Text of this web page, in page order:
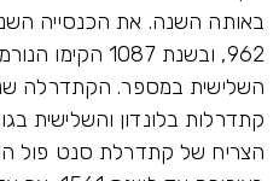
באותה השנה. את הכנסייה
962, ובשנת 1087
השלישית במספר. הקתדרלה
קתדרלות בלונדון והשלישית
הצריח של קתדרלת סנט פול